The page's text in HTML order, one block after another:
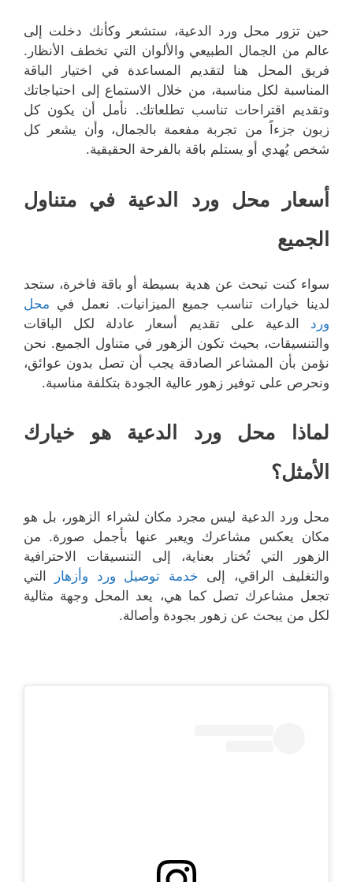
حين تزور محل ورد الدعية، ستشعر وكأنك دخلت إلى
عالم من الجمال الطبيعي والألوان التي تخطف الأنظار.
فريق المحل هنا لتقديم المساعدة في اختيار الباقة
المناسبة لكل مناسبة، من خلال الاستماع إلى احتياجاتك
وتقديم اقتراحات تناسب تطلعاتك. نأمل أن يكون كل
زبون جزءاً من تجربة مفعمة بالجمال، وأن يشعر كل
شخص يُهدي أو يستلم باقة بالفرحة الحقيقية.
أسعار محل ورد الدعية في متناول
الجميع
سواء كنت تبحث عن هدية بسيطة أو باقة فاخرة، ستجد
لدينا خيارات تناسب جميع الميزانيات. نعمل في محل
ورد الدعية على تقديم أسعار عادلة لكل الباقات
والتنسيقات، بحيث تكون الزهور في متناول الجميع. نحن
نؤمن بأن المشاعر الصادقة يجب أن تصل بدون عوائق،
ونحرص على توفير زهور عالية الجودة بتكلفة مناسبة.
لماذا محل ورد الدعية هو خيارك
الأمثل؟
محل ورد الدعية ليس مجرد مكان لشراء الزهور، بل هو
مكان يعكس مشاعرك ويعبر عنها بأجمل صورة. من
الزهور التي تُختار بعناية، إلى التنسيقات الاحترافية
والتغليف الراقي، إلى خدمة توصيل ورد وأزهار
التي
تجعل مشاعرك تصل كما هي، يعد المحل وجهة مثالية
لكل من يبحث عن زهور بجودة وأصالة.